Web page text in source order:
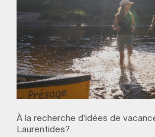
À la recherche d’idées de
Laurentides?